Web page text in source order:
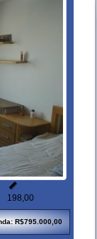

198,00
R$795.000,00